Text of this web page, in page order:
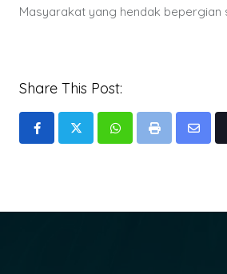
Masyarakat yang hendak
Share This Post:
WhatsappPrint
Share